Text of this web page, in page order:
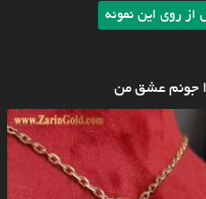
روی این نمونه
جونم عشق من